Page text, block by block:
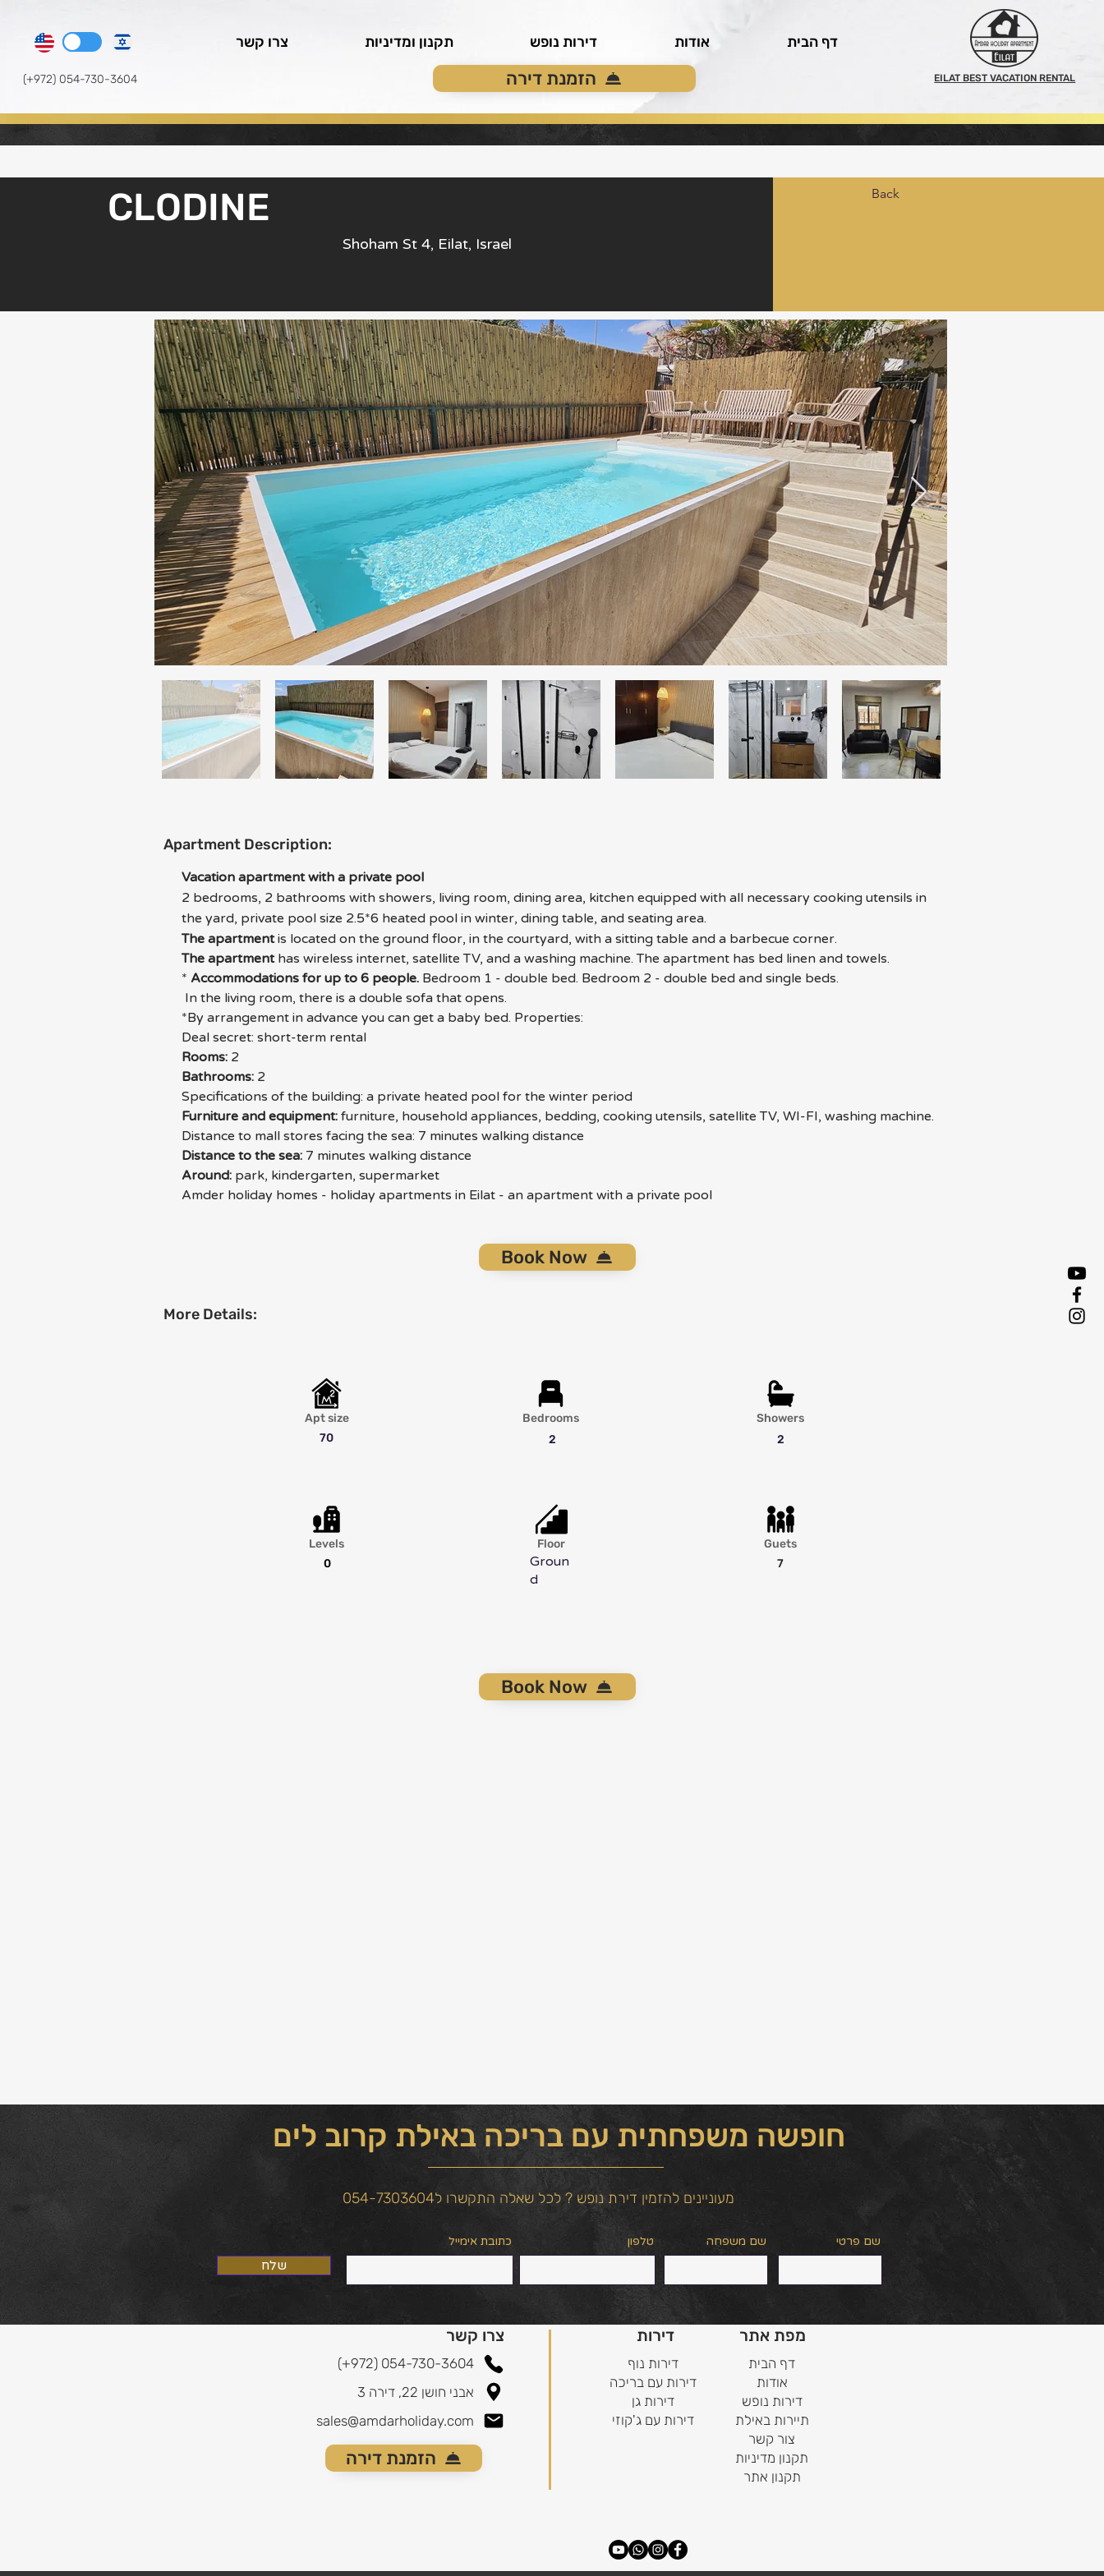
(+972) 054-730-3604
דף הבית אודות דירות נופש תקנון ומדיניות צרו קשר
הזמנת דירה EILAT BEST VACATION RENTAL
CLODINE
Shoham St 4, Eilat, Israel
Back
Apartment Description:
Vacation apartment with a private pool
2 bedrooms, 2 bathrooms with showers, living room, dining area, kitchen equipped with all necessary cooking utensils in
the yard, private pool size 2.5*6 heated pool in winter, dining table, and seating area.
The apartment is located on the ground floor, in the courtyard, with a sitting table and a barbecue corner.
The apartment has wireless internet, satellite TV, and a washing machine. The apartment has bed linen and towels.
* Accommodations for up to 6 people. Bedroom 1 - double bed. Bedroom 2 - double bed and single beds.
In the living room, there is a double sofa that opens.
*By arrangement in advance you can get a baby bed. Properties:
Deal secret: short-term rental
Rooms: 2
Bathrooms: 2
Specifications of the building: a private heated pool for the winter period
Furniture and equipment: furniture, household appliances, bedding, cooking utensils, satellite TV, WI-FI, washing machine.
Distance to mall stores facing the sea: 7 minutes walking distance
Distance to the sea: 7 minutes walking distance
Around: park, kindergarten, supermarket
Amder holiday homes - holiday apartments in Eilat - an apartment with a private pool
Book Now
More Details:
Apt size
70
Levels
0
Bedrooms
2
Floor
Groun
d
Showers
2
Guets
7
Book Now
חופשה משפחתית עם בריכה באילת קרוב לים
מעוניינים להזמין דירת נופש ? לכל שאלה התקשרו ל054-7303604
שלח
כתובת אימייל טלפון שם משפחה שם פרטי
צרו קשר דירות מפת אתר
דירות נוף
דירות עם בריכה
דירות גן
דירות עם ג'קוזי
(+972) 054-730-3604
אבני חושן 22, דירה 3
sales@amdarholiday.com
דף הבית
אודות
דירות נופש
תיירות באילת
צור קשר
תקנון מדיניות
תקנון אתר
הזמנת דירה